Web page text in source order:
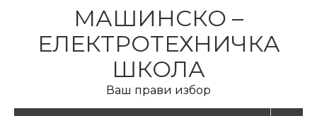
МАШИНСКО –
ЕЛЕКТРОТЕХНИЧКА
ШКОЛА
Ваш прави избор